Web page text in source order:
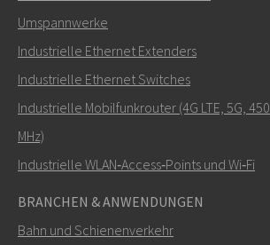
Wie kann Carl Sie kontaktieren?
Umspannwerke
Industrielle Ethernet Extenders
Industrielle Ethernet Switches
Industrielle Mobilfunkrouter (4G LTE, 5G, 450
MHz)
Industrielle WLAN‑Access‑Points und Wi‑Fi
BRANCHEN & ANWENDUNGEN
Bahn und Schienenverkehr